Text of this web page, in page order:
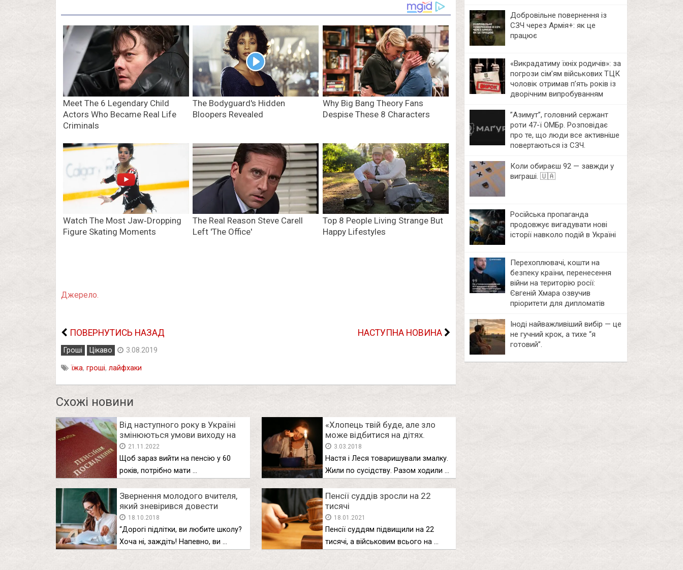
Джерело.
ПОВЕРНУТИСЬ НАЗАД НАСТУПНА НОВИНА
Гроші Цікаво 3.08.2019
їжа, гроші, лайфхаки
Схожі новини
Від наступного року в Україні
змінюються умови виходу на
пенсію за віком: Як саме
21.11.2022
Щоб зараз вийти на пенсію у 60
років, потрібно мати …
«Хлопець твій буде, але зло
може відбитися на дітях.
Добре подумай»
3.03.2018
Настя і Леся товаришували змалку.
Жили по сусідству. Разом ходили …
Звернення молодого вчителя,
який зневірився довести
актуальність у житті свого
предмета
18.10.2018
“Дорогі підлітки, ви любите школу?
Хоча ні, заждіть! Напевно, ви …
Пенсії суддів зросли на 22
тисячі
18.01.2021
Пенсії суддям підвищили на 22
тисячі, а військовим всього на …
Добровільне повернення із
СЗЧ через Армія+: як це
працює
«Викрадатиму їхніх родичів»: за
погрози сім’ям військових ТЦК
чоловік отримав п’ять років із
дворічним випробуванням
⁨”Азимут”, головний сержант
роти 47-ї ОМБр. Розповідає
про те, що люди все активніше
повертаються із СЗЧ.
Коли обираєш 92 — завжди у
виграші. 🇺🇦
Російська пропаганда
продовжує вигадувати нові
історії навколо подій в Україні
Перехоплювачі, кошти на
безпеку країни, перенесення
війни на територію росії:
Євгеній Хмара озвучив
пріоритети для дипломатів
Іноді найважливіший вибір — це
не гучний крок, а тихе “я
готовий”.